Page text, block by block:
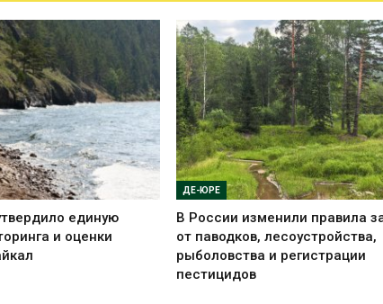
единую
и оценки
ДЕ-ЮРЕ
В России изменили правила
от паводков, лесоустройства,
рыболовства и регистрации
пестицидов